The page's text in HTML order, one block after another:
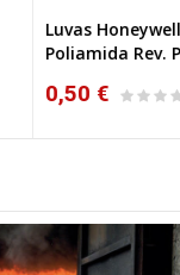
Luvas Honeywell
Poliamida Rev. Pu
0,50 €